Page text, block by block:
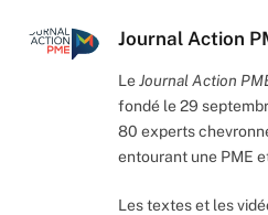
Journal Action
LeJournal Action
fondé le 29
80 experts
entourant une PME
Les textes et les